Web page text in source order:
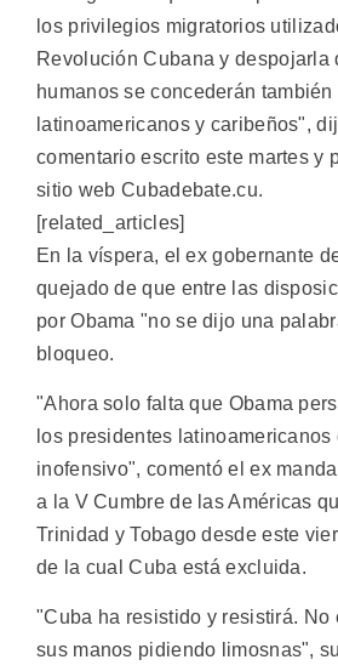
los privilegios migratorios
Revolución Cubana y despojarla
humanos se concederán
latinoamericanos y caribeños",
comentario escrito este martes y
sitio web Cubadebate.cu.
[related_articles]
En la víspera, el ex gobernante
quejado de que entre las
por Obama "no se dijo una
bloqueo.
"Ahora solo falta que Obama
los presidentes
inofensivo", comentó el ex
a la V Cumbre de las Américas
Trinidad y Tobago desde este
de la cual Cuba está excluida.
"Cuba ha resistido y resistirá. No
sus manos pidiendo limosnas",